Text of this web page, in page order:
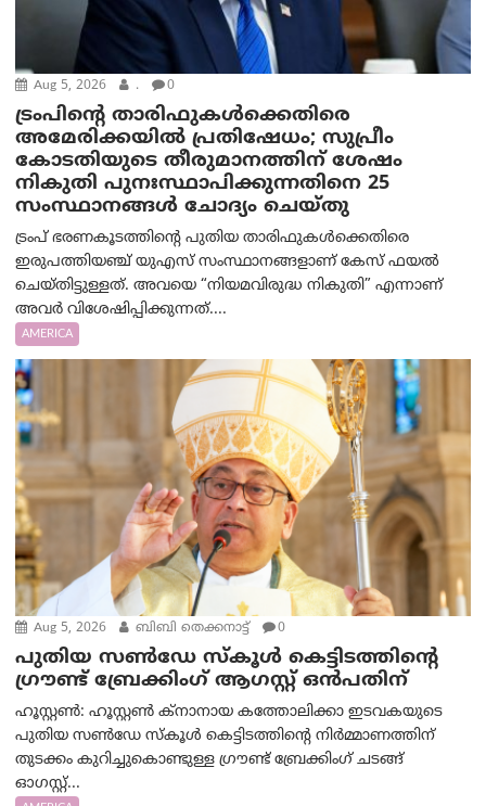
Aug 5, 2026 . 0
ട്രംപിന്റെ താരിഫുകൾക്കെതിരെ
അമേരിക്കയില്‍ പ്രതിഷേധം; സുപ്രീം
കോടതിയുടെ തീരുമാനത്തിന് ശേഷം
നികുതി പുനഃസ്ഥാപിക്കുന്നതിനെ 25
സംസ്ഥാനങ്ങൾ ചോദ്യം ചെയ്തു
ട്രംപ് ഭരണകൂടത്തിന്റെ പുതിയ താരിഫുകൾക്കെതിരെ
ഇരുപത്തിയഞ്ച് യുഎസ് സംസ്ഥാനങ്ങളാണ് കേസ് ഫയൽ
ചെയ്തിട്ടുള്ളത്. അവയെ “നിയമവിരുദ്ധ നികുതി” എന്നാണ്
അവര്‍ വിശേഷിപ്പിക്കുന്നത്....
AMERICA
Aug 5, 2026 ബിബി തെക്കനാട്ട് 0
പുതിയ സൺഡേ സ്കൂൾ കെട്ടിടത്തിന്റെ
ഗ്രൗണ്ട് ബ്രേക്കിംഗ് ആഗസ്റ്റ് ഒൻപതിന്
ഹൂസ്റ്റൺ: ഹൂസ്റ്റൺ ക്നാനായ കത്തോലിക്കാ ഇടവകയുടെ
പുതിയ സൺഡേ സ്കൂൾ കെട്ടിടത്തിന്റെ നിർമ്മാണത്തിന്
തുടക്കം കുറിച്ചുകൊണ്ടുള്ള ഗ്രൗണ്ട് ബ്രേക്കിംഗ് ചടങ്ങ്
ഓഗസ്റ്റ്...